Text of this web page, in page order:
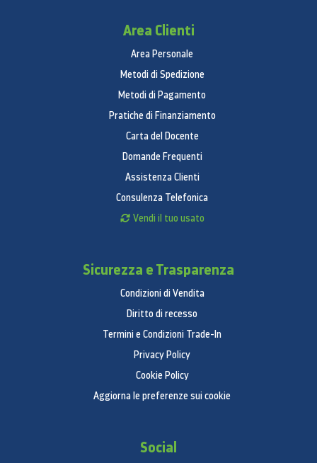
Area Clienti
Area Personale
Metodi di Spedizione
Metodi di Pagamento
Pratiche di Finanziamento
Carta del Docente
Domande Frequenti
Assistenza Clienti
Consulenza Telefonica
Vendi il tuo usato
Sicurezza e Trasparenza
Condizioni di Vendita
Diritto di recesso
Termini e Condizioni Trade-In
Privacy Policy
Cookie Policy
Aggiorna le preferenze sui cookie
Social